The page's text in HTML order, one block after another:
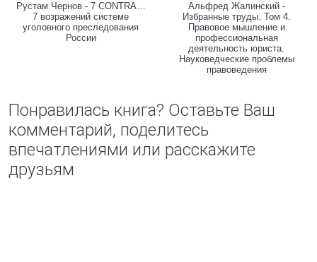
Рустам Чернов - 7 CONTRA…
7 возражений системе
уголовного преследования
России
Альфред Жалинский -
Избранные труды. Том 4.
Правовое мышление и
профессиональная
деятельность юриста.
Науковедческие проблемы
правоведения
Понравилась книга? Оставьте Ваш
комментарий, поделитесь
впечатлениями или расскажите
друзьям